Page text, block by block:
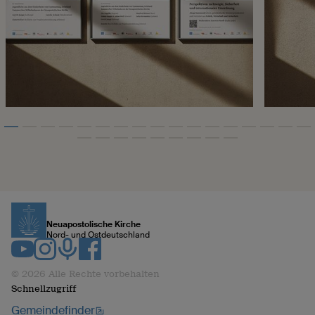
Neuapostolische Kirche
Nord- und Ostdeutschland
© 2026 Alle Rechte vorbehalten
Schnellzugriff
Gemeindefinder